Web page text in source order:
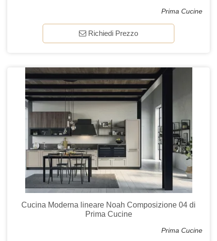
Prima Cucine
Richiedi Prezzo
Cucina Moderna lineare Noah Composizione 04 di
Prima Cucine
Prima Cucine